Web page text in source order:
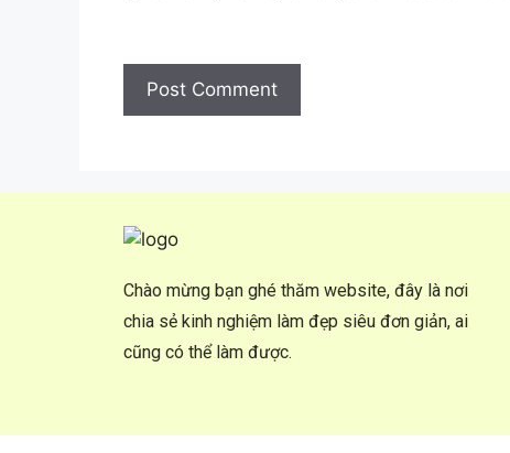
Chào mừng bạn ghé thăm website, đây là nơi
chia sẻ kinh nghiệm làm đẹp siêu đơn giản, ai
cũng có thể làm được.